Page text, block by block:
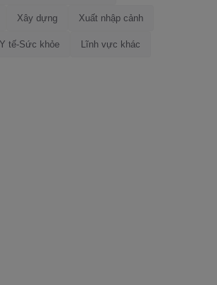
Xây dựng Xuất nhập cảnh
Y tế-Sức khỏe Lĩnh vực khác